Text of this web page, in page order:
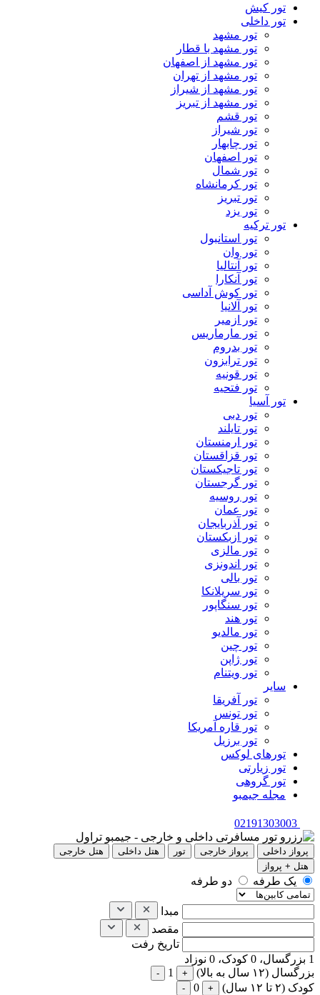
تور کیش
تور داخلی
تور مشهد
تور مشهد با قطار
تور مشهد از اصفهان
تور مشهد از تهران
تور مشهد از شیراز
تور مشهد از تبریز
تور قشم
تور شیراز
تور چابهار
تور اصفهان
تور شمال
تور کرمانشاه
تور تبریز
تور یزد
تور ترکیه
تور استانبول
تور وان
تور آنتالیا
تور آنکارا
تور کوش آداسی
تور آلانیا
تور ازمیر
تور مارماریس
تور بدروم
تور ترابزون
تور قونیه
تور فتحیه
تور آسیا
تور دبی
تور تایلند
تور ارمنستان
تور قزاقستان
تور تاجیکستان
تور گرجستان
تور روسیه
تور عمان
تور آذربایجان
تور ازبکستان
تور مالزی
تور اندونزی
تور بالی
تور سریلانکا
تور سنگاپور
تور هند
تور مالدیو
تور چین
تور ژاپن
تور ویتنام
سایر
تور آفریقا
تور تونس
تور قاره آمریکا
تور برزیل
تورهای لوکس
تور زیارتی
تور گروهی
مجله جیمبو
02191303003
پرواز داخلی پرواز خارجی تور هتل داخلی
هتل خارجی
هتل + پرواز
یک طرفه دو طرفه
مبدا
مقصد
تاریخ رفت
1 بزرگسال، 0 کودک، 0 نوزاد
بزرگسال (۱۲ سال به بالا)
+
1
-
کودک (۲ تا ۱۲ سال) +
0
-